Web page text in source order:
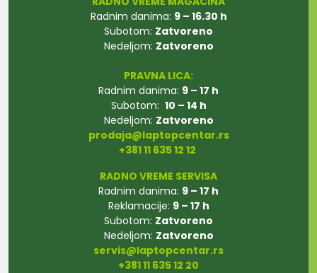
Radnim danima: 9 – 16.30 h
Subotom: Zatvoreno
Nedeljom: Zatvoreno
PRAVNA LICA:
Radnim danima: 9 – 17 h
Subotom: 10 – 14 h
Nedeljom: Zatvoreno
prodaja@laptopcentar.rs
+381 11 635 12 12
RADNO VREME SERVISA
Radnim danima: 9 – 17 h
Reklamacije: 9 – 17 h
Subotom: Zatvoreno
Nedeljom: Zatvoreno
servis@laptopcentar.rs
+381 11 635 12 20